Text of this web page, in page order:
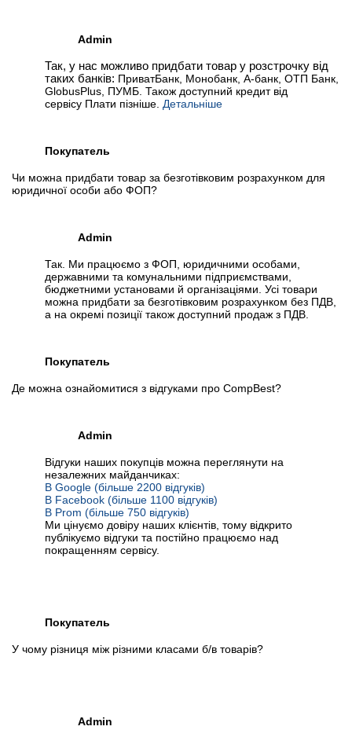
Admin
Так, у нас можливо придбати товар у розстрочку від
таких банків: ПриватБанк, Монобанк, А-банк, ОТП Банк,
GlobusPlus, ПУМБ. Також доступний кредит від
сервісу Плати пізніше. Детальніше
Покупатель
Чи можна придбати товар за безготівковим розрахунком для
юридичної особи або ФОП?
Admin
Так. Ми працюємо з ФОП, юридичними особами,
державними та комунальними підприємствами,
бюджетними установами й організаціями. Усі товари
можна придбати за безготівковим розрахунком без ПДВ,
а на окремі позиції також доступний продаж з ПДВ.
Покупатель
Де можна ознайомитися з відгуками про CompBest?
Admin
Відгуки наших покупців можна переглянути на
незалежних майданчиках:
В Google (більше 2200 відгуків)
В Facebook (більше 1100 відгуків)
В Prom (більше 750 відгуків)
Ми цінуємо довіру наших клієнтів, тому відкрито
публікуємо відгуки та постійно працюємо над
покращенням сервісу.
Покупатель
У чому різниця між різними класами б/в товарів?
Admin